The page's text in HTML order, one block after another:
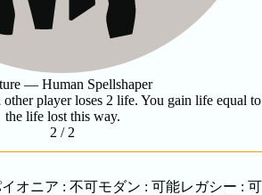
— Human Spellshaper
other player loses 2 life. You gain life equal to
the life lost this way.
2 / 2
オニア : 不可モダン : 可能レガシー : 可